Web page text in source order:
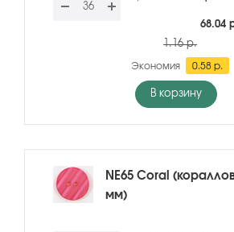
68.04
1.16 р.
Экономия 0.58 р.
В корзину
NE65 Coral
мм)